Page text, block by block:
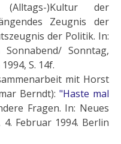
)Kultur der
Zeugnis der
der Politik. In:
Sonntag,
S. 14f.
mit Horst
Berndt): "Haste mal
Fragen. In: Neues
Februar 1994. Berlin